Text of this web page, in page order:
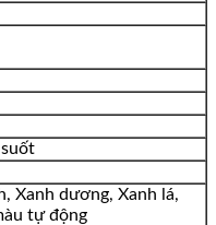
Xanh dương, Xanh lá,
tự động